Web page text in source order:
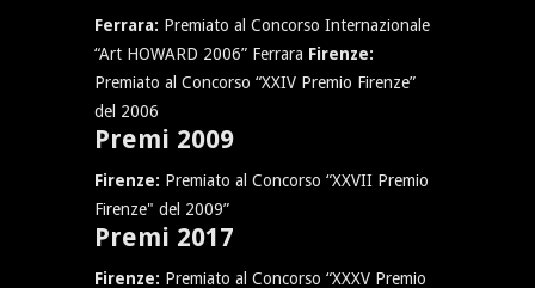
Ferrara: Premiato al Concorso Internazionale
“Art HOWARD 2006” Ferrara Firenze:
Premiato al Concorso “XXIV Premio Firenze”
del 2006
Premi 2009
Firenze: Premiato al Concorso “XXVII Premio
Firenze" del 2009”
Premi 2017
Firenze: Premiato al Concorso “XXXV Premio